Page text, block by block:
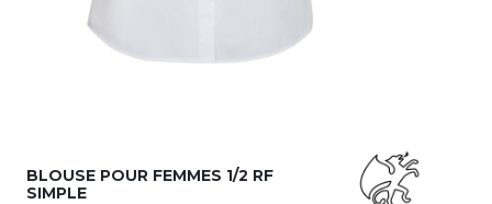
BLOUSE POUR FEMMES 1/2 RF
SIMPLE